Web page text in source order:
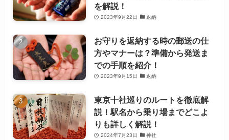
を解説！
2023年9月22日 返納
お守りを返納する時の郵送の仕
方やマナーは？準備から発送ま
での手順を紹介！
2023年9月15日 返納
東京十社巡りのルートを徹底解
説！駅名から乗り場までどこよ
りも詳しく解説！
2024年7月23日 神社